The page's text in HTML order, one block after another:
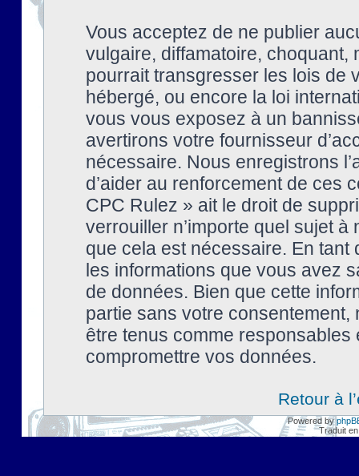
Vous acceptez de ne publier
vulgaire, diffamatoire, choquant,
pourrait transgresser les lois de
hébergé, ou encore la loi
vous vous exposez à un
avertirons votre fournisseur
nécessaire. Nous enregistrons
d’aider au renforcement de ces
CPC Rulez » ait le droit de
verrouiller n’importe quel sujet à
que cela est nécessaire. En tant
les informations que vous avez
de données. Bien que cette
partie sans votre
être tenus comme
compromettre vos données.
Retour à
Powered by
Traduit